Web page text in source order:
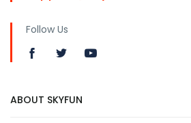
Follow Us
ABOUT SKYFUN